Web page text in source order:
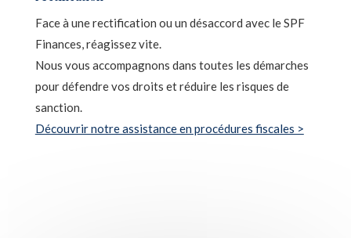
Face à une rectification ou un désaccord avec le SPF
Finances, réagissez vite.
Nous vous accompagnons dans toutes les démarches
pour défendre vos droits et réduire les risques de
sanction.
Découvrir notre assistance en procédures fiscales >